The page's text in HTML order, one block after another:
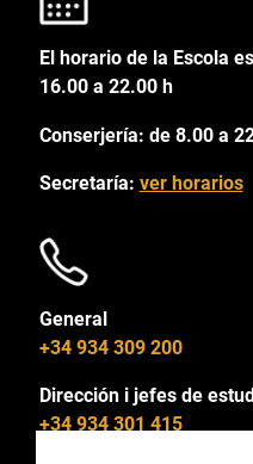
El horario de la Escola
16.00 a 22.00 h
Conserjería: de 8.00 a
Secretaría: ver horarios
General
+34 934 309 200
Dirección i jefes de
+34 934 301 415